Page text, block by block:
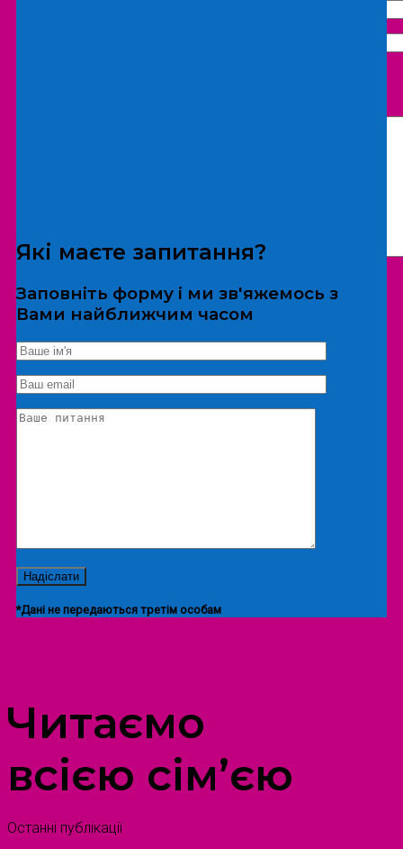
*Дані не передаються третім особам
Екскурсія/локація
Які маєте запитання?
Заповніть форму і ми зв'яжемось з
Вами найближчим часом
*Дані не передаються третім особам
Читаємо
всією сім’єю
Останні публікації